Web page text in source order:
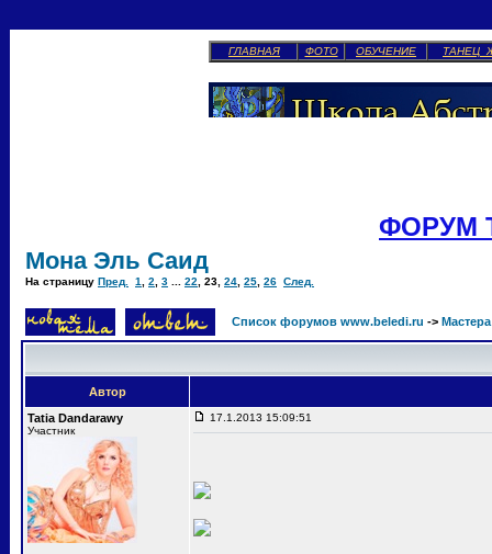
ГЛАВНАЯ ФОТО ОБУЧЕНИЕ ТАНЕЦ
ФОРУМ
Мона Эль Саид
На страницу Пред. 1 2 3 22 23 24 25 26 След.
Список форумов www.beledi.ru ->
Автор
Tatia Dandarawy
Участник
17.1.2013 15:09:51